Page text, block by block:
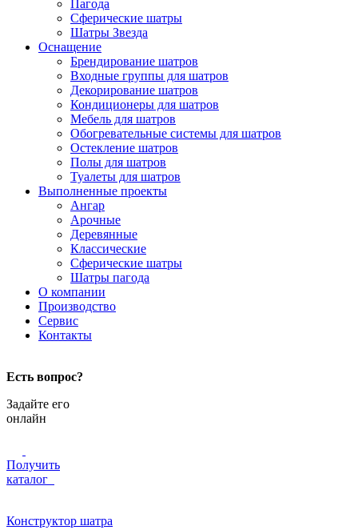
Пагода
Сферические шатры
Шатры Звезда
Оснащение
Брендирование шатров
Входные группы для шатров
Декорирование шатров
Кондиционеры для шатров
Мебель для шатров
Обогревательные системы для шатров
Остекление шатров
Полы для шатров
Туалеты для шатров
Выполненные проекты
Ангар
Арочные
Деревянные
Классические
Сферические шатры
Шатры пагода
О компании
Производство
Сервис
Контакты
Есть вопрос?
Задайте его
онлайн
Получить
каталог
Конструктор шатра